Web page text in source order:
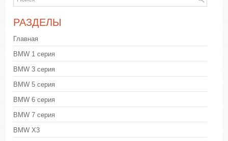
РАЗДЕЛЫ
Главная
BMW 1 серия
BMW 3 серия
BMW 5 серия
BMW 6 серия
BMW 7 серия
BMW X3